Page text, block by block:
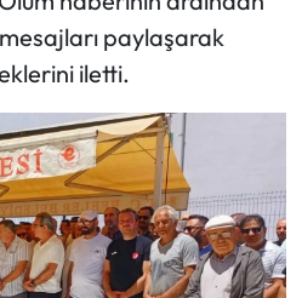
paylaşarak
iletti.